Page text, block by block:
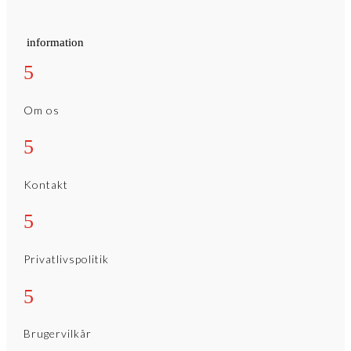
information
5
Om os
5
Kontakt
5
Privatlivspolitik
5
Brugervilkår